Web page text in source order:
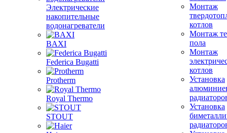
Электрические
накопительные
водонагреватели
BAXI
Federica Bugatti
Protherm
Royal Thermo
STOUT
Монтаж
котлов
Монтаж
пола
Монтаж
котлов
Установка
Установка